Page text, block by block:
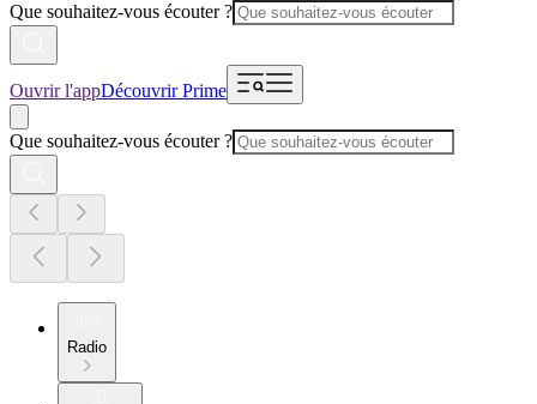
Que souhaitez-vous écouter ?
Ouvrir l'appDécouvrir Prime
Que souhaitez-vous écouter ?
Radio